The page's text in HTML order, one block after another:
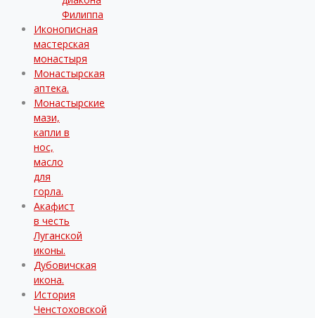
Филиппа
Иконописная
мастерская
монастыря
Монастырская
аптека.
Монастырские
мази,
капли в
нос,
масло
для
горла.
Акафист
в честь
Луганской
иконы.
Дубовичская
икона.
История
Ченстоховской